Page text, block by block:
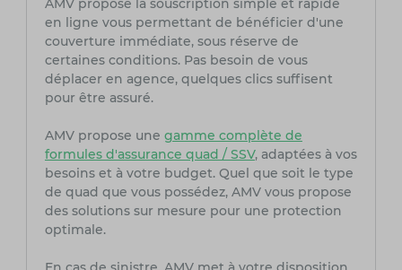
AMV propose la souscription simple et rapide
en ligne vous permettant de bénéficier d'une
couverture immédiate, sous réserve de
certaines conditions. Pas besoin de vous
déplacer en agence, quelques clics suffisent
pour être assuré.
AMV propose une gamme complète de
formules d'assurance quad / SSV, adaptées à vos
besoins et à votre budget. Quel que soit le type
de quad que vous possédez, AMV vous propose
des solutions sur mesure pour une protection
optimale.